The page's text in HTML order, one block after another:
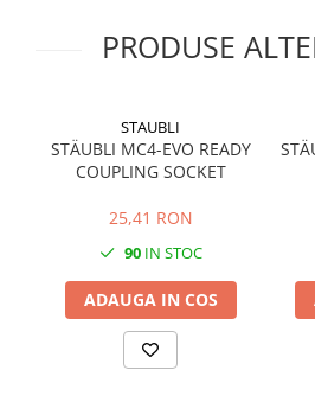
Cabluri date
Cabluri energie joasa tensiune -
aluminiu
Cabluri aluminiu coaxial
bransament
Cabluri aluminiu nearmat
Cabluri aluminiu tip Enel
Cabluri aluminiu torsadat/aerian
Cabluri energie joasa tensiune -
PRODUSE
STAUBLI
STÄUBLI MC4-EVO READY
COUPLING SOCKET
25,41 RON
90IN STOC
ADAUGA IN COS